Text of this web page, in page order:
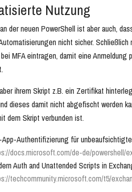
Nutzung
der neuen PowerShell ist aber auch,
nicht sicher.
MFA eintragen, damit eine
ihrem Skript z.B. ein Zertifikat
dieses damit nicht abgefischt werden
dem Skript verbunden ist.
App-Authentifizierung für
docs.microsoft.com/de-de/powershell/
Auth and Unattended Scripts in
techcommunity.microsoft.com/t5/